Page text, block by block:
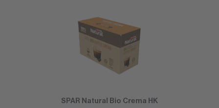
SPAR Natural Bio Crema HK